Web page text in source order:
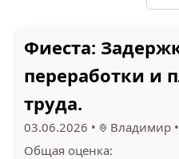
ВКУСВИЛЛ (14)
2
Фиеста:
переработки и
труда.
03.06.2026 • Владимир •
Общая оценка: